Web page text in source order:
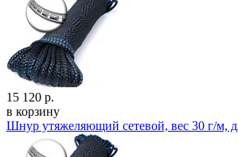
15 120 р.
в корзину
Шнур утяжеляющий сетевой, вес 30 г/м,